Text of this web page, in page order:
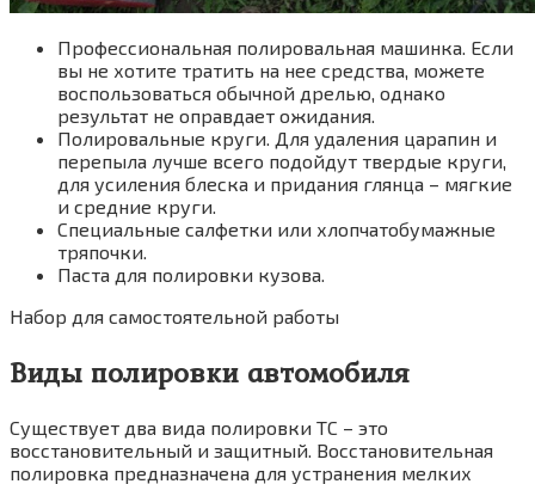
Профессиональная полировальная машинка. Если
вы не хотите тратить на нее средства, можете
воспользоваться обычной дрелью, однако
результат не оправдает ожидания.
Полировальные круги. Для удаления царапин и
перепыла лучше всего подойдут твердые круги,
для усиления блеска и придания глянца – мягкие
и средние круги.
Специальные салфетки или хлопчатобумажные
тряпочки.
Паста для полировки кузова.
Набор для самостоятельной работы
Виды полировки автомобиля
Существует два вида полировки ТС – это
восстановительный и защитный. Восстановительная
полировка предназначена для устранения мелких